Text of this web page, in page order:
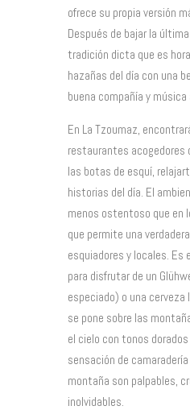
ofrece su propia versión
Después de bajar la
tradición dicta que es
hazañas del día con una
buena compañía y música
En La Tzoumaz,
restaurantes acogedores
las botas de esquí,
historias del día. El
menos ostentoso que en
que permite una
esquiadores y locales.
para disfrutar de un
especiado) o una
se pone sobre las
el cielo con tonos dorados
sensación de
montaña son palpables,
inolvidables.